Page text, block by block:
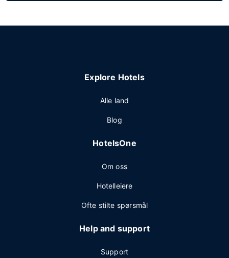
Explore Hotels
Alle land
Blog
HotelsOne
Om oss
Hotelleiere
Ofte stilte spørsmål
Help and support
Support